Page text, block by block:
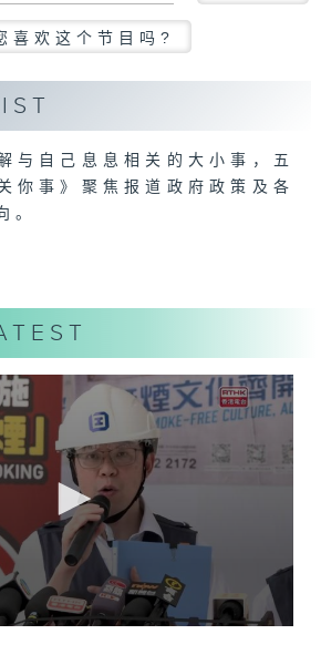
喜欢这个节目吗?
与自己息息相关的大小事，五
你事》聚焦报道政府政策及各
。